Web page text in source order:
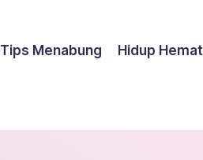
Tips Menabung Hidup Hemat